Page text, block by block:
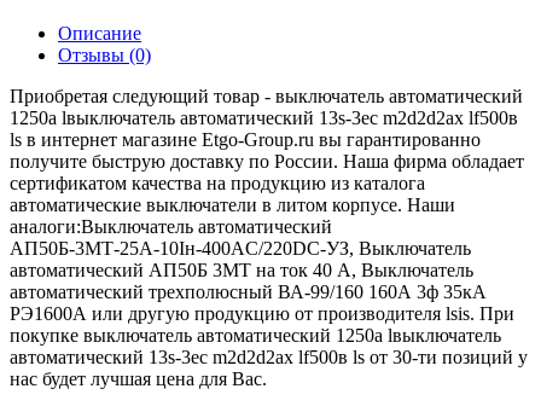
Описание
Отзывы (0)
Приобретая следующий товар - выключатель автоматический
1250а lвыключатель автоматический 13s-3eс m2d2d2аx lf500в
ls в интернет магазине Etgo-Group.ru вы гарантированно
получите быструю доставку по России. Наша фирма обладает
сертификатом качества на продукцию из каталога
автоматические выключатели в литом корпусе. Наши
аналоги:Выключатель автоматический
АП50Б-3МТ-25А-10Iн-400AС/220DC-УЗ, Выключатель
автоматический АП50Б 3МТ на ток 40 A, Выключатель
автоматический трехполюсный ВА-99/160 160А 3ф 35кА
РЭ1600А или другую продукцию от производителя lsis. При
покупке выключатель автоматический 1250а lвыключатель
автоматический 13s-3eс m2d2d2аx lf500в ls от 30-ти позиций у
нас будет лучшая цена для Вас.